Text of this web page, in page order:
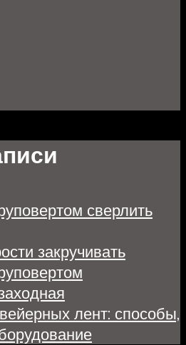
сверлить
закручивать
лент: способы,